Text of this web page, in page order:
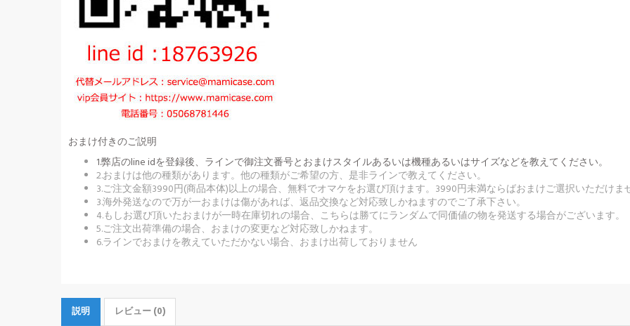
おまけ付きのご説明
1.弊店のline idを登録後、ラインで御注文番号とおまけスタイルあるいは機種あるいはサイズなどを教えてください。
2.おまけは他の種類があります。他の種類がご希望の方、是非ラインで教えてください。
3.ご注文金額3990円(商品本体)以上の場合、無料でオマケをお選び頂けます。3990円未満ならばおまけご選択いただけま
3.海外発送なので万が一おまけは傷があれば、返品交換など対応致しかねますのでご了承下さい。
4.もしお選び頂いたおまけが一時在庫切れの場合、こちらは勝てにランダムで同価値の物を発送する場合がございます。
5.ご注文出荷準備の場合、おまけの変更など対応致しかねます。
6.ラインでおまけを教えていただかない場合、おまけ出荷しておりません
説明 レビュー (0)